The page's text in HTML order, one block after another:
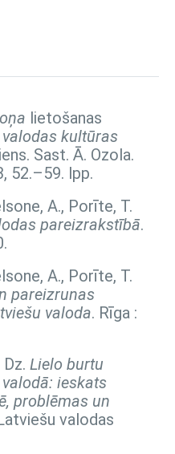
lietošanas
kultūras
Sast. Ā. Ozola.
52.–59. lpp.
A., Porīte, T.
pareizrakstībā.
A., Porīte, T.
pareizrunas
valoda. Rīga :
Lielo burtu
ieskats
problēmas un
valodas